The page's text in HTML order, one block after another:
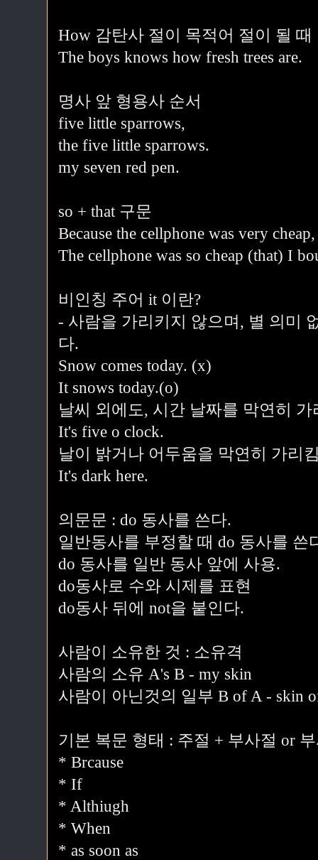
How 감탄사 절이 목적어 절이 될 때
The boys knows how fresh trees are.
명사 앞 형용사 순서
five little sparrows,
the five little sparrows.
my seven red pen.
so + that 구문
Because the cellphone was very
The cellphone was so cheap (that) I
비인칭 주어 it 이란?
- 사람을 가리키지 않으며, 별 의미
다.
Snow comes today. (x)
It snows today.(o)
날씨 외에도, 시간 날짜를 막연히 가
It's five o clock.
날이 밝거나 어두움을 막연히 가리
It's dark here.
의문문 : do 동사를 쓴다.
일반동사를 부정할 때 do 동사를 쓴
do 동사를 일반 동사 앞에 사용.
do동사로 수와 시제를 표현
do동사 뒤에 not을 붙인다.
사람이 소유한 것 : 소유격
사람의 소유 A's B - my skin
사람이 아닌것의 일부 B of A - skin
기본 복문 형태 : 주절 + 부사절 or
* Brcause
* If
* Althiugh
* When
* as soon as